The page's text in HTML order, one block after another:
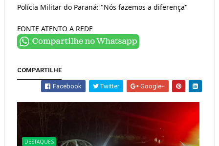
Polícia Militar do Paraná: "Nós fazemos a diferença"
FONTE ATENTO A REDE
COMPARTILHE
Facebook Twitter Google+
DESTAQUES